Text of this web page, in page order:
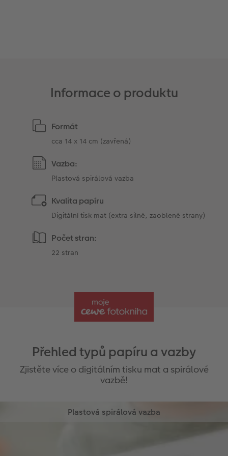
Informace o produktu
Formát
cca 14 x 14 cm (zavřená)
Vazba:
Plastová spirálová vazba
Kvalita papíru
Digitální tisk mat (extra silné, zaoblené strany)
Počet stran:
22 stran
Přehled typů papíru a vazby
Zjistěte více o digitálním tisku mat a spirálové
vazbě!